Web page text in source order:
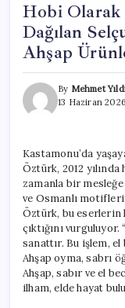
Hobi Olarak
Dağılan
Ahşap
By Mehmet
13 Haziran 2026
Kastamonu’da
Öztürk, 2012 yılında
zamanla bir
ve Osmanlı
Öztürk, bu eserlerin
çıktığını
sanattır. Bu işlem,
Ahşap oyma, sabrı
Ahşap, sabır ve el
ilham, elde hayat